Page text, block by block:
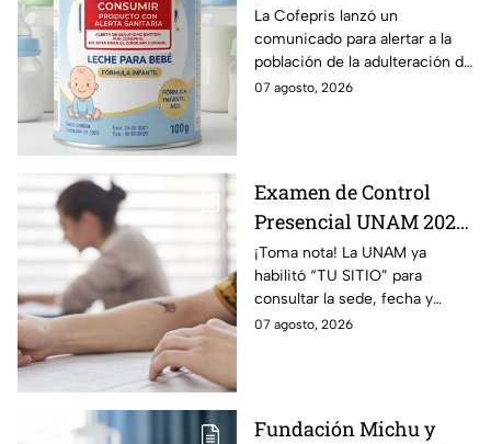
adulterada: ¿Qué marca
es y cómo identificarla?
La Cofepris lanzó un
comunicado para alertar a la
población de la adulteración de
una leche para bebé.
07 agosto, 2026
Examen de Control
Presencial UNAM 2026:
consulta aquí tu sede,
fecha y horario
¡Toma nota! La UNAM ya
habilitó “TU SITIO” para
consultar la sede, fecha y
horario del Examen Control
07 agosto, 2026
Fundación Michu y